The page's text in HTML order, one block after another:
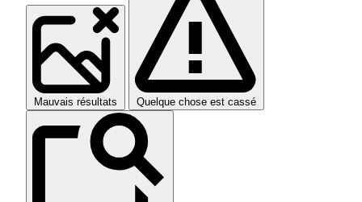
Mauvais résultats Quelque chose est cassé